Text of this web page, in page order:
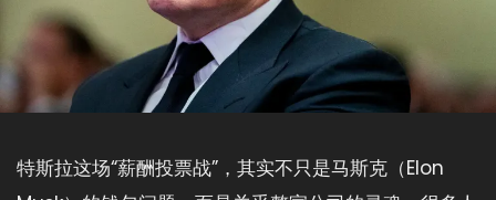
特斯拉这场“薪酬投票战”，其实不只是马斯克（Elon